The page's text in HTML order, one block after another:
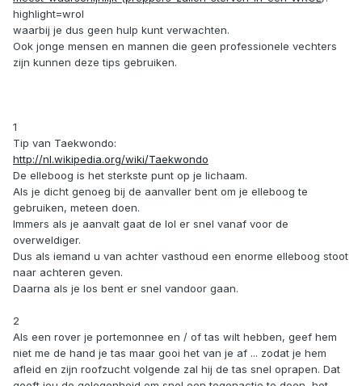
highlight=wrol
waarbij je dus geen hulp kunt verwachten.
Ook jonge mensen en mannen die geen professionele vechters
zijn kunnen deze tips gebruiken.
1
Tip van Taekwondo:
http://nl.wikipedia.org/wiki/Taekwondo
De elleboog is het sterkste punt op je lichaam.
Als je dicht genoeg bij de aanvaller bent om je elleboog te
gebruiken, meteen doen.
Immers als je aanvalt gaat de lol er snel vanaf voor de
overweldiger.
Dus als iemand u van achter vasthoud een enorme elleboog stoot
naar achteren geven.
Daarna als je los bent er snel vandoor gaan.
2
Als een rover je portemonnee en / of tas wilt hebben, geef hem
niet me de hand je tas maar gooi het van je af ... zodat je hem
afleid en zijn roofzucht volgende zal hij de tas snel oprapen. Dat